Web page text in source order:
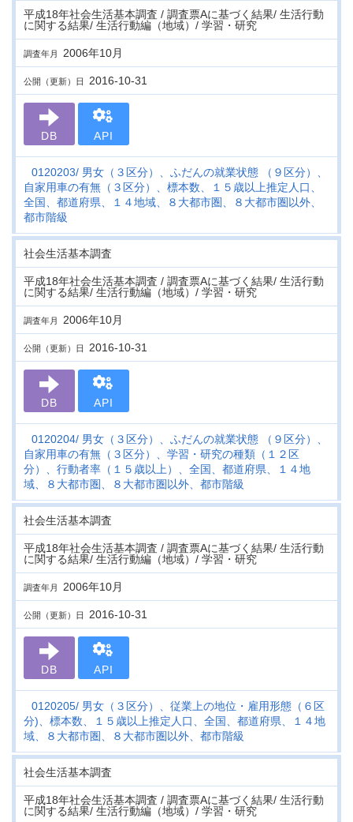
平成18年社会生活基本調査 / 調査票Aに基づく結果/ 生活行動
に関する結果/ 生活行動編（地域）/ 学習・研究
調査年月 2006年10月
公開（更新）日 2016-10-31
DB API
0120203
男女（３区分）、ふだんの就業状態 （９区分）、
自家用車の有無（３区分）、標本数、１５歳以上推定人口、
全国、都道府県、１４地域、８大都市圏、８大都市圏以外、
都市階級
社会生活基本調査
平成18年社会生活基本調査 / 調査票Aに基づく結果/ 生活行動
に関する結果/ 生活行動編（地域）/ 学習・研究
調査年月 2006年10月
公開（更新）日 2016-10-31
DB API
0120204 男女（３区分）、ふだんの就業状態 （９区分）、
自家用車の有無（３区分）、学習・研究の種類（１２区
分）、行動者率（１５歳以上）、全国、都道府県、１４地
域、８大都市圏、８大都市圏以外、都市階級
社会生活基本調査
平成18年社会生活基本調査 / 調査票Aに基づく結果/ 生活行動
に関する結果/ 生活行動編（地域）/ 学習・研究
調査年月 2006年10月
公開（更新）日 2016-10-31
DB API
0120205 男女（３区分）、従業上の地位・雇用形態（６区
分)、標本数、１５歳以上推定人口、全国、都道府県、１４地
域、８大都市圏、８大都市圏以外、都市階級
社会生活基本調査
平成18年社会生活基本調査 / 調査票Aに基づく結果/ 生活行動
に関する結果/ 生活行動編（地域）/ 学習・研究